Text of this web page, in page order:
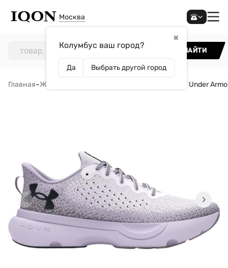
Москва
✖
Колумбус ваш город?
Да Выбрать другой город
НАЙТИ
Главная–Женщинам Кроссовки Under